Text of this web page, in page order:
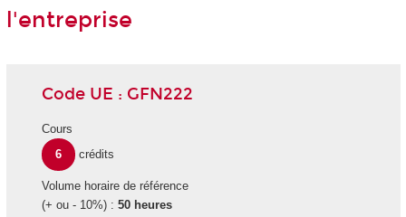
l'entreprise
Code UE : GFN222
Cours
6
crédits
Volume horaire de référence
(+ ou - 10%) : 50 heures